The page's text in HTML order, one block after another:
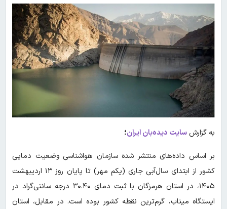
به گزارشسایت دیده‌بان ایران؛
بر اساس داده‌های منتشر شده سازمان هواشناسی وضعیت دمایی
کشور از ابتدای سال‌آبی جاری (یکم مهر) تا پایان روز ۱۳ اردیبهشت
۱۴۰۵، در استان هرمزگان با ثبت دمای ۳۰.۴۰ درجه سانتی‌گراد در
ایستگاه میناب، گرم‌ترین نقطه کشور بوده است. در مقابل، استان